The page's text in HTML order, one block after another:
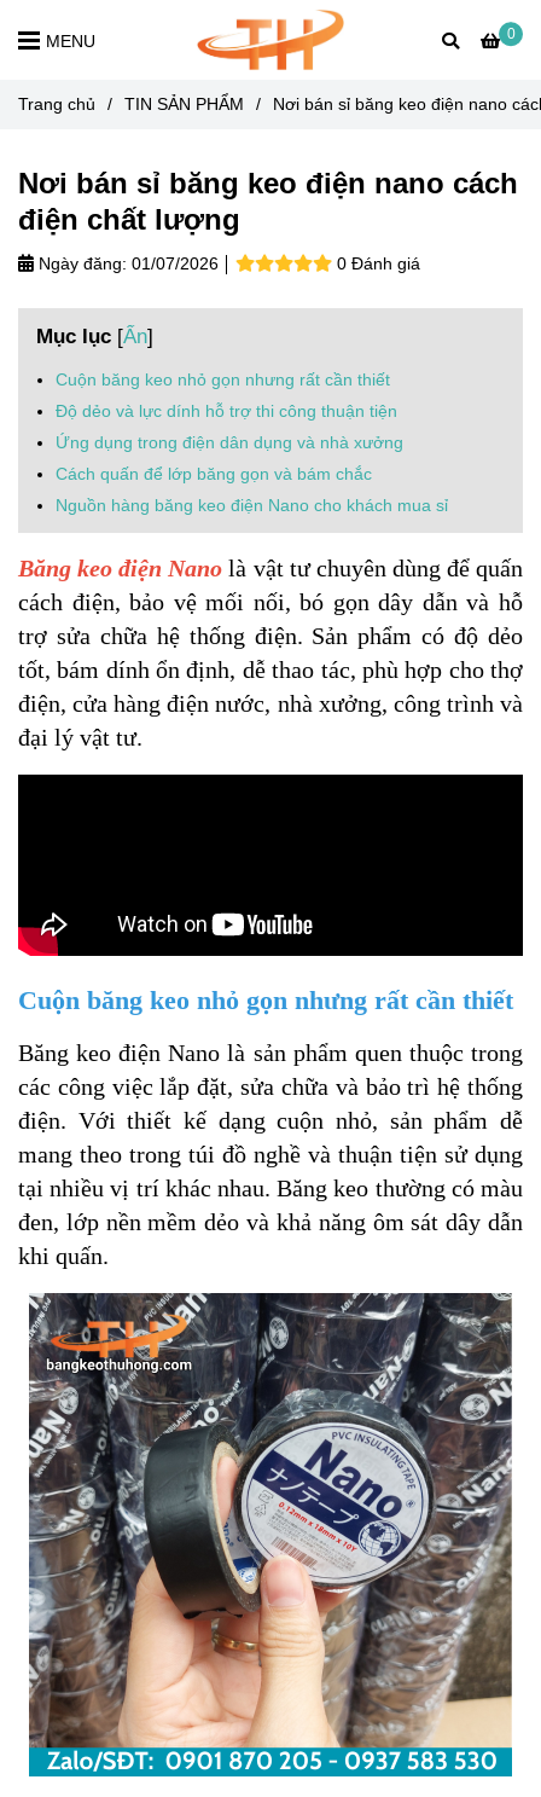
0
MENU
Trang chủ / TIN SẢN PHẨM / Nơi bán sỉ băng keo điện nano
Nơi bán sỉ băng keo điện nano cách
điện chất lượng
Ngày đăng: 01/07/2026 0 Đánh giá
Mục lục [Ẩn]
Cuộn băng keo nhỏ gọn nhưng rất cần thiết
Độ dẻo và lực dính hỗ trợ thi công thuận tiện
Ứng dụng trong điện dân dụng và nhà xưởng
Cách quấn để lớp băng gọn và bám chắc
Nguồn hàng băng keo điện Nano cho khách mua sỉ
Băng keo điện Nano là vật tư chuyên dùng để quấn
cách điện, bảo vệ mối nối, bó gọn dây dẫn và hỗ
trợ sửa chữa hệ thống điện. Sản phẩm có độ dẻo
tốt, bám dính ổn định, dễ thao tác, phù hợp cho thợ
điện, cửa hàng điện nước, nhà xưởng, công trình và
đại lý vật tư.
Cuộn băng keo nhỏ gọn nhưng rất cần thiết
Băng keo điện Nano là sản phẩm quen thuộc trong
các công việc lắp đặt, sửa chữa và bảo trì hệ thống
điện. Với thiết kế dạng cuộn nhỏ, sản phẩm dễ
mang theo trong túi đồ nghề và thuận tiện sử dụng
tại nhiều vị trí khác nhau. Băng keo thường có màu
đen, lớp nền mềm dẻo và khả năng ôm sát dây dẫn
khi quấn.